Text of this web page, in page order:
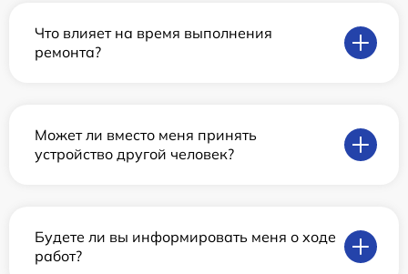
Что влияет на время выполнения
ремонта?
Может ли вместо меня принять
устройство другой человек?
Будете ли вы информировать меня о ходе
работ?